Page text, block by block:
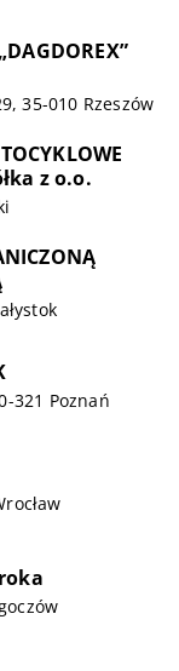
35-010 Rzeszów
z o.o.
321 Poznań